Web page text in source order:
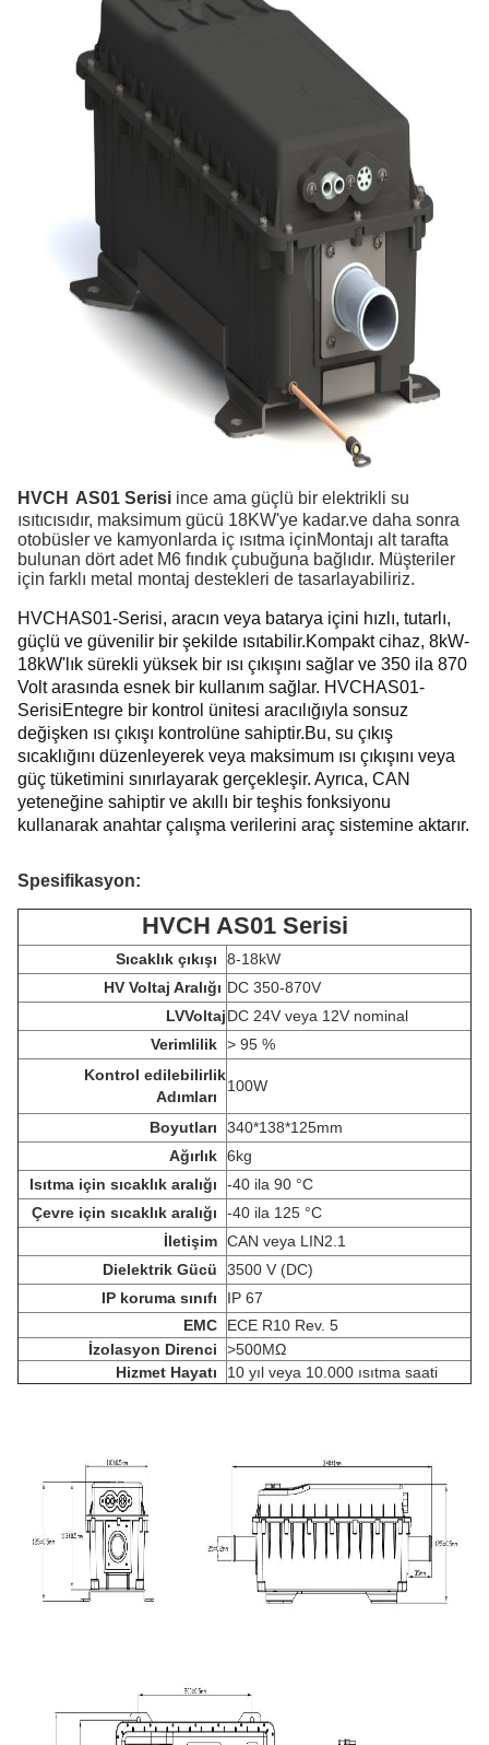
HVCH AS01 Serisi ince ama güçlü bir elektrikli su
ısıtıcısıdır, maksimum gücü 18KW'ye kadar.ve daha sonra
otobüsler ve kamyonlarda iç ısıtma içinMontajı alt tarafta
bulunan dört adet M6 fındık çubuğuna bağlıdır. Müşteriler
için farklı metal montaj destekleri de tasarlayabiliriz.
HVCHAS01-Serisi, aracın veya batarya içini hızlı, tutarlı,
güçlü ve güvenilir bir şekilde ısıtabilir.Kompakt cihaz, 8kW-
18kW'lık sürekli yüksek bir ısı çıkışını sağlar ve 350 ila 870
Volt arasında esnek bir kullanım sağlar. HVCHAS01-
SerisiEntegre bir kontrol ünitesi aracılığıyla sonsuz
değişken ısı çıkışı kontrolüne sahiptir.Bu, su çıkış
sıcaklığını düzenleyerek veya maksimum ısı çıkışını veya
güç tüketimini sınırlayarak gerçekleşir. Ayrıca, CAN
yeteneğine sahiptir ve akıllı bir teşhis fonksiyonu
kullanarak anahtar çalışma verilerini araç sistemine aktarır.
Spesifikasyon:
HVCH AS01 Serisi
Sıcaklık çıkışı
8-18kW
HV Voltaj Aralığı DC 350-870V
LVVoltajDC 24V veya 12V nominal
Verimlilik > 95 %
Kontrol edilebilirlik
Adımları
100W
Boyutları
340*138*125mm
Ağırlık 6kg
Isıtma için sıcaklık aralığı
-40 ila 90 °C
Çevre için sıcaklık aralığı
-40 ila 125 °C
İletişim CAN veya LIN2.1
Dielektrik Gücü
3500 V (DC)
IP koruma sınıfı
IP 67
EMC
ECE R10 Rev. 5
İzolasyon Direnci
>500MΩ
Hizmet Hayatı
10 yıl veya 10.000 ısıtma saati